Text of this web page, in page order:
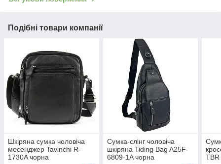
Подібні товари компанії
Шкіряна сумка чоловіча
месенджер Tavinchi R-
1730A чорна
Сумка-слінг чоловіча
шкіряна Tiding Bag A25F-
6809-1A чорна
TBR